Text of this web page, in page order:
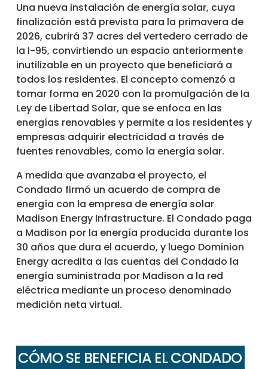
Una nueva instalación de energía solar, cuya
finalización está prevista para la primavera de
2026, cubrirá 37 acres del vertedero cerrado de
la I-95, convirtiendo un espacio anteriormente
inutilizable en un proyecto que beneficiará a
todos los residentes. El concepto comenzó a
tomar forma en 2020 con la promulgación de la
Ley de Libertad Solar, que se enfoca en las
energías renovables y permite a los residentes y
empresas adquirir electricidad a través de
fuentes renovables, como la energía solar.
A medida que avanzaba el proyecto, el
Condado firmó un acuerdo de compra de
energía con la empresa de energía solar
Madison Energy Infrastructure. El Condado paga
a Madison por la energía producida durante los
30 años que dura el acuerdo, y luego Dominion
Energy acredita a las cuentas del Condado la
energía suministrada por Madison a la red
eléctrica mediante un proceso denominado
medición neta virtual.
CÓMO SE BENEFICIA EL CONDADO